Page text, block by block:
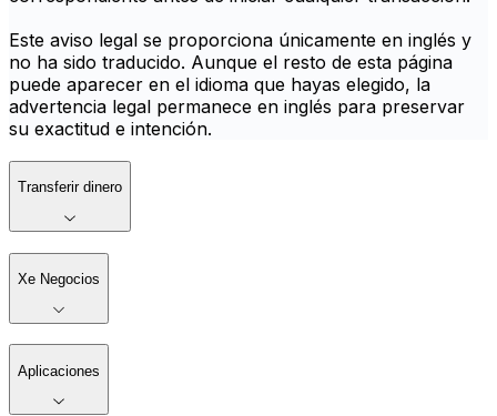
Este aviso legal se proporciona únicamente en inglés y
no ha sido traducido. Aunque el resto de esta página
puede aparecer en el idioma que hayas elegido, la
advertencia legal permanece en inglés para preservar
su exactitud e intención.
Transferir dinero
Xe Negocios
Aplicaciones